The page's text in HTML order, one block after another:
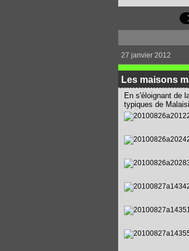
27 janvier 2012
Les maisons
En s'éloignant de
typiques de